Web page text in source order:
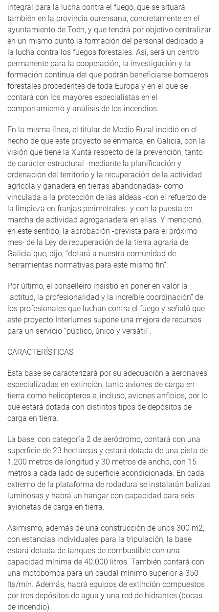
integral para la lucha contra el fuego, que se situará
también en la provincia ourensana, concretamente en el
ayuntamiento de Toén, y que tendrá por objetivo centralizar
en un mismo punto la formación del personal dedicado a
la lucha contra los fuegos forestales. Así, será un centro
permanente para la cooperación, la investigación y la
formación continua del que podrán beneficiarse bomberos
forestales procedentes de toda Europa y en el que se
contará con los mayores especialistas en el
comportamiento y análisis de los incendios.
En la misma línea, el titular de Medio Rural incidió en el
hecho de que este proyecto se enmarca, en Galicia, con la
visión que tiene la Xunta respecto de la prevención, tanto
de carácter estructural -mediante la planificación y
ordenación del territorio y la recuperación de la actividad
agrícola y ganadera en tierras abandonadas- como
vinculada a la protección de las aldeas -con el refuerzo de
la limpieza en franjas perimetrales- y con la puesta en
marcha de actividad agroganadera en ellas. Y mencionó,
en este sentido, la aprobación -prevista para el próximo
mes- de la Ley de recuperación de la tierra agraria de
Galicia que, dijo, “dotará a nuestra comunidad de
herramientas normativas para este mismo fin”.
Por último, el conselleiro insistió en poner en valor la
"actitud, la profesionalidad y la increíble coordinación” de
los profesionales que luchan contra el fuego y señaló que
este proyecto Interlumes supone una mejora de recursos
para un servicio “público, único y versátil”.
CARACTERÍSTICAS
Esta base se caracterizará por su adecuación a aeronaves
especializadas en extinción, tanto aviones de carga en
tierra como helicópteros e, incluso, aviones anfibios, por lo
que estará dotada con distintos tipos de depósitos de
carga en tierra.
La base, con categoría 2 de aeródromo, contará con una
superficie de 23 hectáreas y estará dotada de una pista de
1.200 metros de longitud y 30 metros de ancho, con 15
metros a cada lado de superficie acondicionada. En cada
extremo de la plataforma de rodadura se instalarán balizas
luminosas y habrá un hangar con capacidad para seis
avionetas de carga en tierra.
Asimismo, además de una construcción de unos 300 m2;
con estancias individuales para la tripulación, la base
estará dotada de tanques de combustible con una
capacidad mínima de 40.000 litros. También contará con
una motobomba para un caudal mínimo superior a 350
lts/min. Además, habrá equipos de extinción compuestos
por tres depósitos de agua y una red de hidrantes (bocas
de incendio).